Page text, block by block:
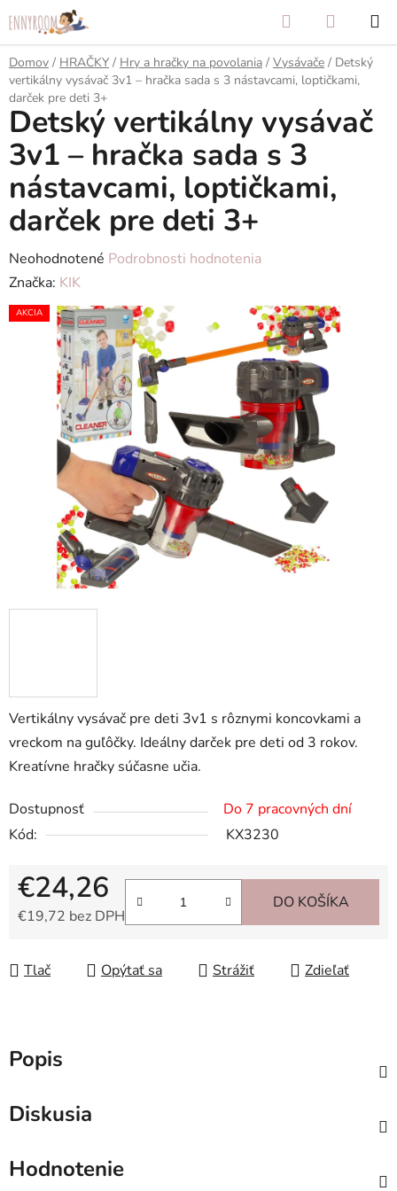
na
obsah
Hľadať
KOŠÍK
Domov / HRAČKY / Hry a hračky na povolania / Vysávače / Detský
vertikálny vysávač 3v1 – hračka sada s 3 nástavcami, loptičkami,
darček pre deti 3+
Vertikálny vysávač pre deti 3v1 s rôznymi koncovkami a
vreckom na guľôčky. Ideálny darček pre deti od 3 rokov.
Kreatívne hračky súčasne učia.
Dostupnosť
Do 7 pracovných dní
Kód:
KX3230
€24,26
€19,72 bez DPH
DO KOŠÍKA
Tlač Opýtať sa Strážiť Zdieľať
Detský vertikálny vysávač
3v1 – hračka sada s 3
nástavcami, loptičkami,
darček pre deti 3+
Priemerné
hodnotenie
produktu
hviezdičiek.
Neohodnotené Podrobnosti hodnotenia
Značka: KIK
AKCIA
Popis
Diskusia
Hodnotenie